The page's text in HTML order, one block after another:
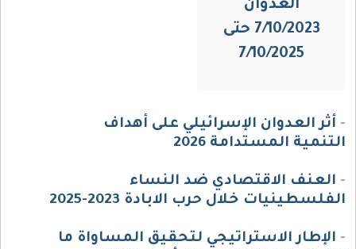
العدوان
7/10/2023 حتى
7/10/2025
- أثر العدوان الإسرائيلي على أهداف
التنمية المستدامة 2026
- العنف الاقتصادي ضد النساء
الفلسطينيات خلال حرب الابادة 2023-2025
- الإطار الاستراتيجي لتحقيق المساواة ما